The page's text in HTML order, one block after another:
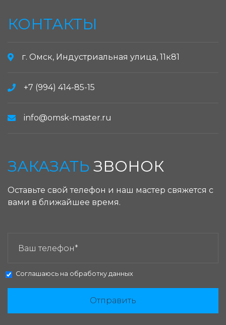
КОНТАКТЫ
г. Омск, Индустриальная улица, 11к81
+7 (994) 414-85-15
info@omsk-master.ru
ЗАКАЗАТЬ ЗВОНОК
Оставьте свой телефон и наш мастер свяжется с
вами в ближайшее время.
Соглашаюсь на обработку данных
Отправить